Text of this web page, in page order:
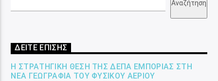
Αναζήτηση
ΔΕΙΤΕ ΕΠΙΣΗΣ
Η ΣΤΡΑΤΗΓΙΚΉ ΘΈΣΗ ΤΗΣ ΔΕΠΑ ΕΜΠΟΡΊΑΣ ΣΤΗ
ΝΈΑ ΓΕΩΓΡΑΦΊΑ ΤΟΥ ΦΥΣΙΚΟΎ ΑΕΡΊΟΥ